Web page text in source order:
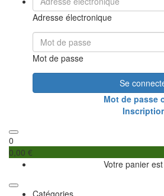
Adresse électronique
Mot de passe
Se
Mot de passe
0
0,00 €
Votre panier